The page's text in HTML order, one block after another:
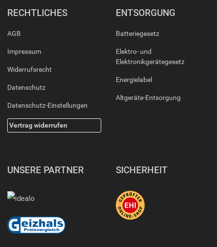
RECHTLICHES
AGB
Impressum
Widerrufsrecht
Datenschutz
Datenschutz-Einstellungen
Vertrag widerrufen
ENTSORGUNG
Batteriegesetz
Elektro- und
Elektronikgerätegesetz
Energielabel
Altgeräte-Entsorgung
UNSERE PARTNER SICHERHEIT